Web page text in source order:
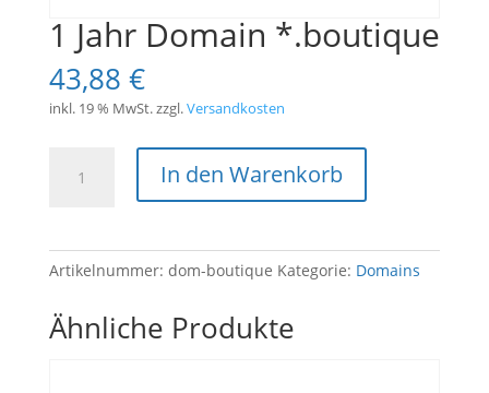
1 Jahr Domain *.boutique
43,88 €
inkl. 19 % MwSt.zzgl.Versandkosten
Menge
In den Warenkorb
Artikelnummer: dom-boutique Kategorie: Domains
Ähnliche Produkte